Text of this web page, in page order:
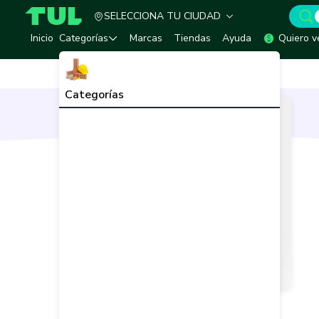
TUL - Tu Marketplace de Construcción
SELECCIONA TU CIUDAD
Inicio Categorías
Categorías
Marcas Tiendas Ayuda Quiero
Inicio